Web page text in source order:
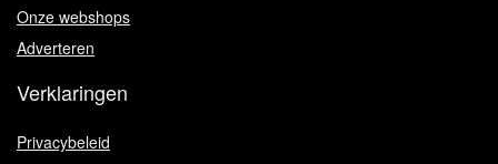
Onze webshops
Adverteren
Verklaringen
Privacybeleid